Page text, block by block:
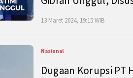
13 Maret 2024, 19:15 WIB
Nasional
Dugaan Korupsi PT